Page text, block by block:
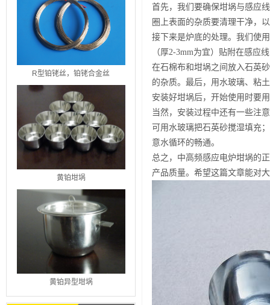
R型铂铑丝，铂铑合金丝
黄铂坩埚
黄铂异型坩埚
首先，我们要确保坩埚与感应
圈上表面的杂质要清理干净，
接下来是炉底的处理。我们使
（厚2-3mm为宜）贴附在感应
在石棉布和坩埚之间放入石英
的杂质。最后，用水玻璃、粘
安装好坩埚后，开始使用时要
当然，安装过程中还有一些注
可用水玻璃把石英砂搅湿填充
意水循环的畅通。
总之，中高频感应电炉坩埚的
产品质量。希望这篇文章能对